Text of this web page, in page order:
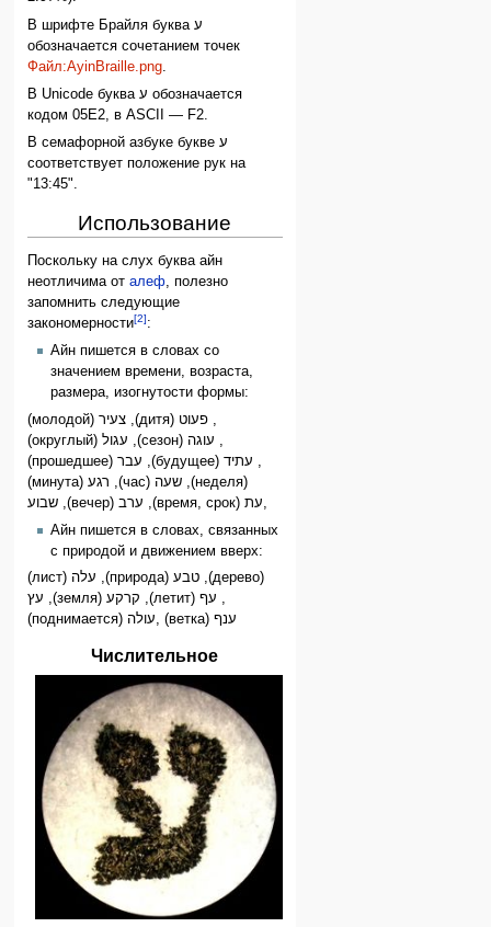
В шрифте Брайля буква ע
обозначается сочетанием точек
Файл:AyinBraille.png
В Unicode буква ע обозначается
кодом 05E2, в ASCII — F2.
В семафорной азбуке букве ע
соответствует положение рук на
"13:45".
Использование
Поскольку на слух буква айн
неотличима оталеф, полезно
запомнить следующие
закономерности[2]:
Айн пишется в словах со
значением времени, возраста,
размера, изогнутости формы:
(молодой) צעיר ,(дитя) פעוט ,
(округлый) עגול ,(сезон) עוגה ,
(прошедшее) עבר ,(будущее) עתיד ,
(минута) רגע ,(час) שעה ,(неделя)
Айн пишется в словах, связанных
с природой и движением вверх:
(лист) עלה ,(природа) טבע ,(дерево)
עץ ,(земля) קרקע ,(летит) עף ,
(поднимается) עולה, (ветка) ענף
Числительное